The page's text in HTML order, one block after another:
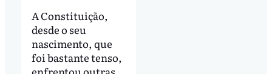
A Constituição,
desde o seu
nascimento, que
foi bastante tenso,